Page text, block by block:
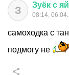
З Зуёк с
08:14,
самоходка с
подмогу не